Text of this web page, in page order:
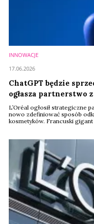
INNOWACJE
ChatGPT będzie
ogłasza partnerstwo
L’Oréal ogłosił strategiczne
nowo zdefiniować sposób
kosmetyków. Francuski
konsumenta z markami
17.06.2026